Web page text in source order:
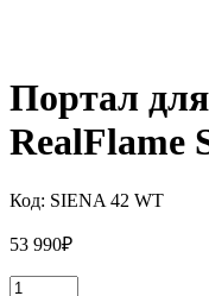
Портал
RealFlame
Код: SIENA 42 WT
53 990₽